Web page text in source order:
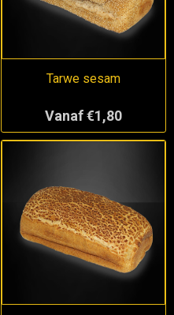
Tarwe sesam
Vanaf €1,80